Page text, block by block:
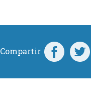
Compartir